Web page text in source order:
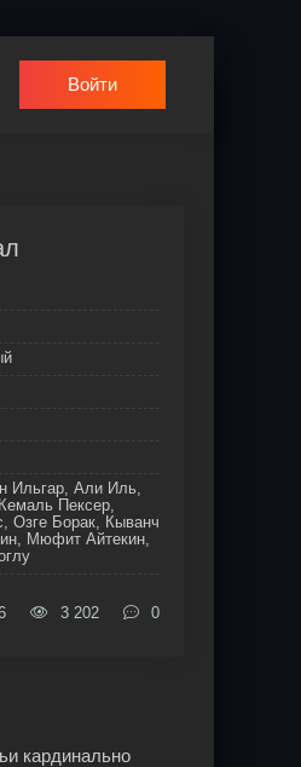
Войти
Ильгар, Али Иль,
Пексер,
Озге Борак, Кыванч
Мюфит Айтекин,
3 202 0
кардинально